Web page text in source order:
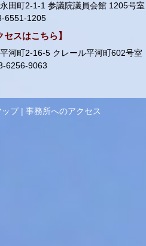
田町2-1-1 参議院議員会館 1205号室
6551-1205
セスはこちら】
河町2-16-5 クレール平河町602号室
6256-9063
ップ|事務所へのアクセス